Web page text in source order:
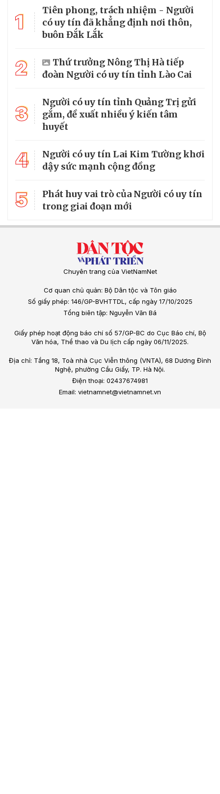
1
Tiên phong, trách nhiệm - Người
có uy tín đã khẳng định nơi thôn,
buôn Đắk Lắk
2
Thứ trưởng Nông Thị Hà tiếp
đoàn Người có uy tín tỉnh Lào Cai
3
Người có uy tín tỉnh Quảng Trị gửi
gắm, đề xuất nhiều ý kiến tâm
huyết
4
Người có uy tín Lai Kim Tường khơi
dậy sức mạnh cộng đồng
5
Phát huy vai trò của Người có uy tín
trong giai đoạn mới
Chuyên trang của VietNamNet
Cơ quan chủ quản: Bộ Dân tộc và Tôn giáo
Số giấy phép: 146/GP-BVHTTDL, cấp ngày 17/10/2025
Tổng biên tập: Nguyễn Văn Bá
Giấy phép hoạt động báo chí số 57/GP-BC do Cục Báo chí, Bộ
Văn hóa, Thể thao và Du lịch cấp ngày 06/11/2025.
Địa chỉ: Tầng 18, Toà nhà Cục Viễn thông (VNTA), 68 Dương Đình
Nghệ, phường Cầu Giấy, TP. Hà Nội.
Điện thoại: 02437674981
Email: vietnamnet@vietnamnet.vn